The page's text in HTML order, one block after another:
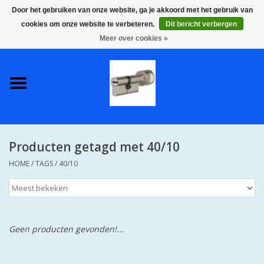
0 Artikelen - €0,00
S2 COMPLETE VEILIGE
SKG**
S2 CILINDER SLOTEN IN
IEDERE GEWENSTE MAAT MET
SLEUTELS SKG**
Producten getagd met 40/10
HOME/TAGS/ 40/10
Geen producten gevonden!...
Door het gebruiken van onze website, ga je akkoord met het gebruik van
cookies om onze website te verbeteren.
Dit bericht verbergen
Meer over cookies »